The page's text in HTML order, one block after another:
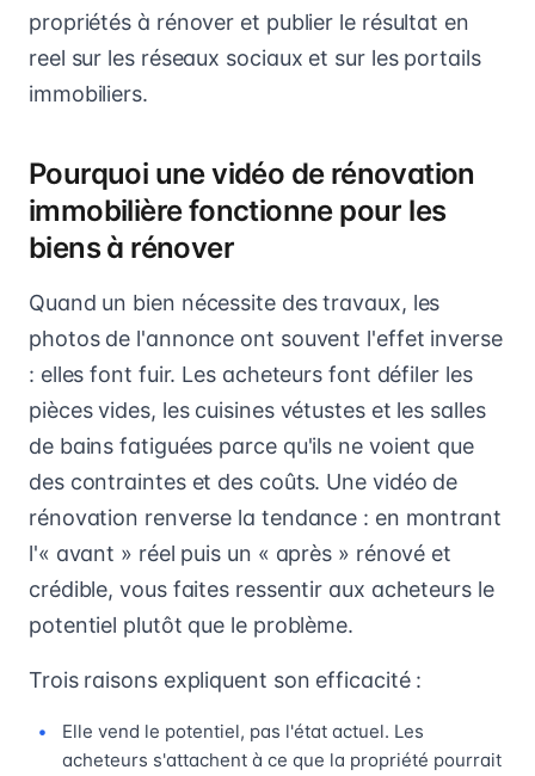
propriétés à rénover et publier le résultat en
reel sur les réseaux sociaux et sur les portails
immobiliers.
Pourquoi une vidéo de rénovation
immobilière fonctionne pour les
biens à rénover
Quand un bien nécessite des travaux, les
photos de l'annonce ont souvent l'effet inverse
: elles font fuir. Les acheteurs font défiler les
pièces vides, les cuisines vétustes et les salles
de bains fatiguées parce qu'ils ne voient que
des contraintes et des coûts. Une vidéo de
rénovation renverse la tendance : en montrant
l'« avant » réel puis un « après » rénové et
crédible, vous faites ressentir aux acheteurs le
potentiel plutôt que le problème.
Trois raisons expliquent son efficacité :
Elle vend le potentiel, pas l'état actuel. Les
acheteurs s'attachent à ce que la propriété pourrait